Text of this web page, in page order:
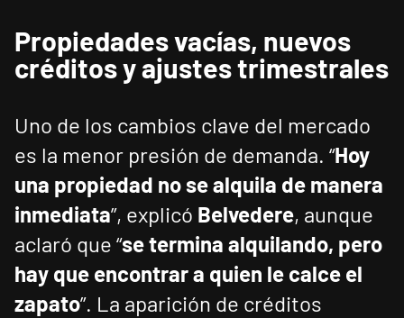
Propiedades vacías, nuevos
créditos y ajustes trimestrales
Uno de los cambios clave del mercado
es la menor presión de demanda. “Hoy
una propiedad no se alquila de manera
inmediata”, explicó Belvedere, aunque
aclaró que “se termina alquilando, pero
hay que encontrar a quien le calce el
zapato”. La aparición de créditos